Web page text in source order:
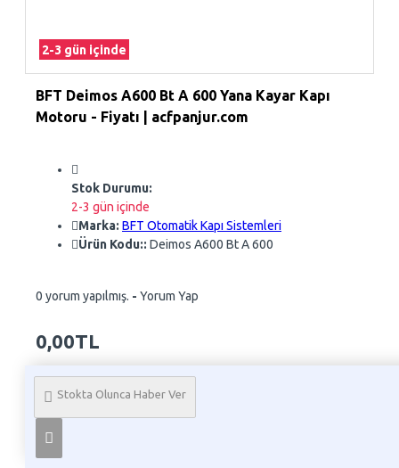
2-3 gün içinde
BFT Deimos A600 Bt A 600 Yana Kayar Kapı
Motoru - Fiyatı | acfpanjur.com
Stok Durumu:
2-3 gün içinde
Marka: BFT Otomatik Kapı Sistemleri
Ürün Kodu:: Deimos A600 Bt A 600
0 yorum yapılmış. - Yorum Yap
0,00TL
Stokta Olunca Haber Ver
Telefon İle Sipariş